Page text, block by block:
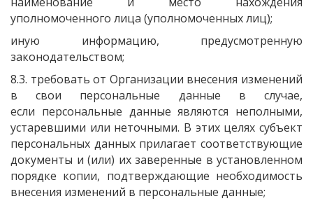
уполномоченного лица (уполномоченныхлиц);
иную информацию, предусмотренную
законодательством;
8.3. требовать от Организации внесения изменений
в свои персональные данные в случае,
если персональные данные являются неполными,
устаревшими или неточными. В этих целях субъект
персональных данных прилагает соответствующие
документы и (или) их заверенные в установленном
порядке копии, подтверждающие необходимость
внесения изменений в персональные данные;